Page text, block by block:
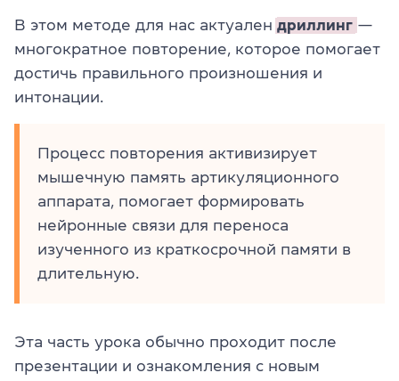
В этом методе для нас актуален дриллинг —
многократное повторение, которое помогает
достичь правильного произношения и
интонации.
Процесс повторения активизирует
мышечную память артикуляционного
аппарата, помогает формировать
нейронные связи для переноса
изученного из краткосрочной памяти в
длительную.
Эта часть урока обычно проходит после
презентации и ознакомления с новым